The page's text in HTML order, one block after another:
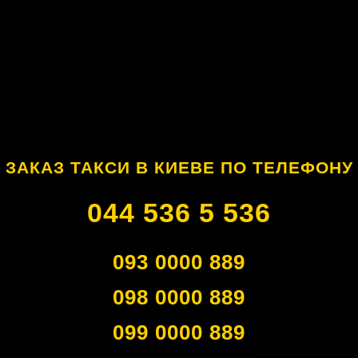
ЗАКАЗ ТАКСИ В КИЕВЕ ПО ТЕЛЕФОНУ
044 536 5 536
093 0000 889
098 0000 889
099 0000 889